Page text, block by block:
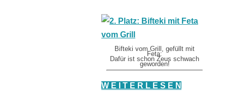
Bifteki vom Grill, gefüllt mit
Feta:
Dafür ist schon Zeus schwach
geworden!
W E I T E R L E S E N